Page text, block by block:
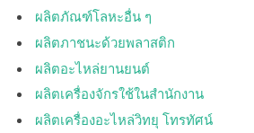
ผลิตภัณฑ์โลหะอื่น ๆ
ผลิตภาชนะด้วยพลาสติก
ผลิตอะไหล่ยานยนต์
ผลิตเครื่องจักรใช้ในสำนักงาน
ผลิตเครื่องอะไหล่วิทยุ โทรทัศน์